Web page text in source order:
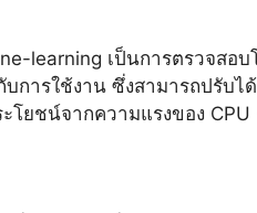
learning เป็นการตรวจสอบ
การใช้งาน ซึ่งสามารถปรับไ
ยชน์จากความแรงของ CPU